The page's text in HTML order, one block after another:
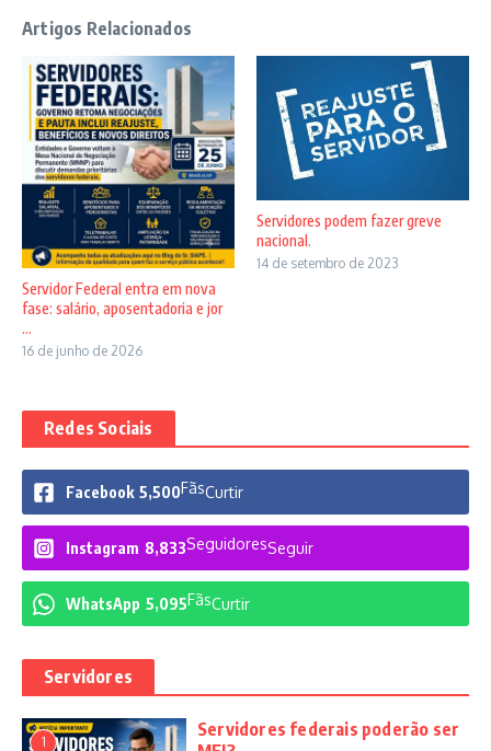
Artigos Relacionados
Servidor Federal entra em nova
fase: salário, aposentadoria e jor
...
16 de junho de 2026
Servidores podem fazer greve
nacional.
14 de setembro de 2023
Redes Sociais
Facebook 5,500FãsCurtir
Instagram 8,833SeguidoresSeguir
WhatsApp 5,095FãsCurtir
Servidores
1
Servidores federais poderão ser